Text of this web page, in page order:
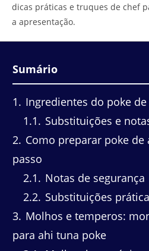
dicas práticas e truques de chef
a apresentação.
Sumário
1
Ingredientes do poke
1.1
Substituições e
2 Como preparar poke
passo
2.1
Notas de segurança
2.2 Substituições
3 Molhos e temperos:
para ahi tuna poke